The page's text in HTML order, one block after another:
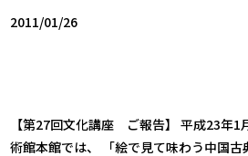
2011/01/26
【第27回文化講座 ご報告】 平成23年1
術館本館では、 「絵で見て味わう中国